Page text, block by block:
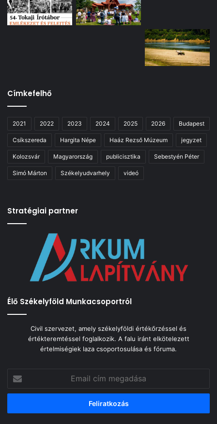
Címkefelhő
2021 2022 2023 2024 2025 2026 Budapest
Csíkszereda Hargita Népe Haáz Rezső Múzeum jegyzet
Kolozsvár Magyarország publicisztika Sebestyén Péter
Simó Márton Székelyudvarhely videó
Stratégiai partner
Élő Székelyföld Munkacsoportról
Civil szervezet, amely székelyföldi értékőrzéssel és
értékteremtéssel foglalkozik. A falu iránt elkötelezett
értelmiségiek laza csoportosulása és fóruma.
cím
megadása